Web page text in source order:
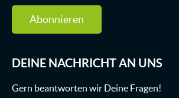
DEINE NACHRICHT AN UNS
Gern beantworten wir Deine Fragen!
Abonnieren